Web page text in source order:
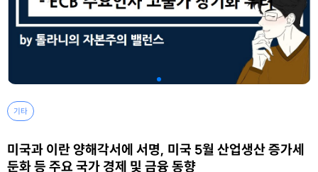
기타
미국과 이란 양해각서에 서명, 미국 5월 산업생산 증가세
둔화 등 주요 국가 경제 및 금융 동향